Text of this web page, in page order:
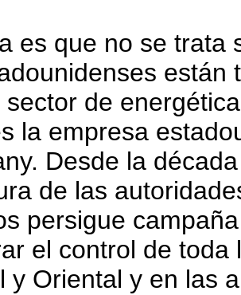
es que no se trata
están
sector de
la empresa
Desde la
de las
persigue
el control de
y Oriental y en las